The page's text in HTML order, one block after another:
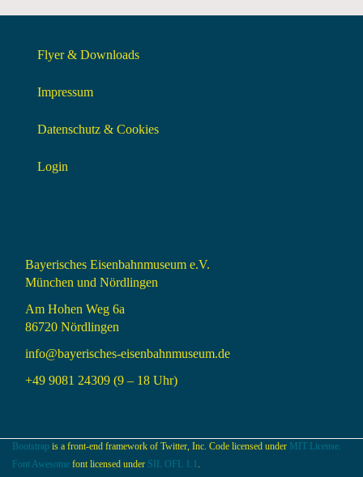
Flyer & Downloads
Impressum
Datenschutz & Cookies
Login
Bayerisches Eisenbahnmuseum e.V.
München und Nördlingen
Am Hohen Weg 6a
86720 Nördlingen
info@bayerisches-eisenbahnmuseum.de
+49 9081 24309 (9 – 18 Uhr)
Bootstrap is a front-end framework of Twitter, Inc. Code licensed under MIT License.
Font Awesome font licensed under SIL OFL 1.1 .